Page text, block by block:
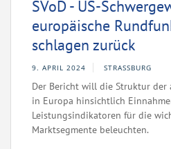
SVoD - US-
europäische
schlagen zurück
9. APRIL 2024 STRASSBURG
Der Bericht will die Struktur
in Europa hinsichtlich
Leistungsindikatoren für die
Marktsegmente beleuchten.